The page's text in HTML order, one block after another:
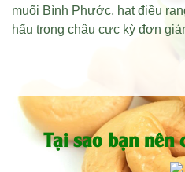
muối Bình Phước, hạt điều
hấu trong chậu cực kỳ đơn
Tại sao bạn nên